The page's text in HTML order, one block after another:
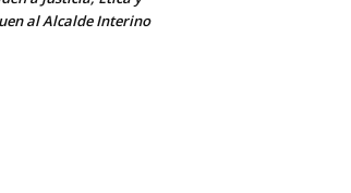
al Alcalde Interino